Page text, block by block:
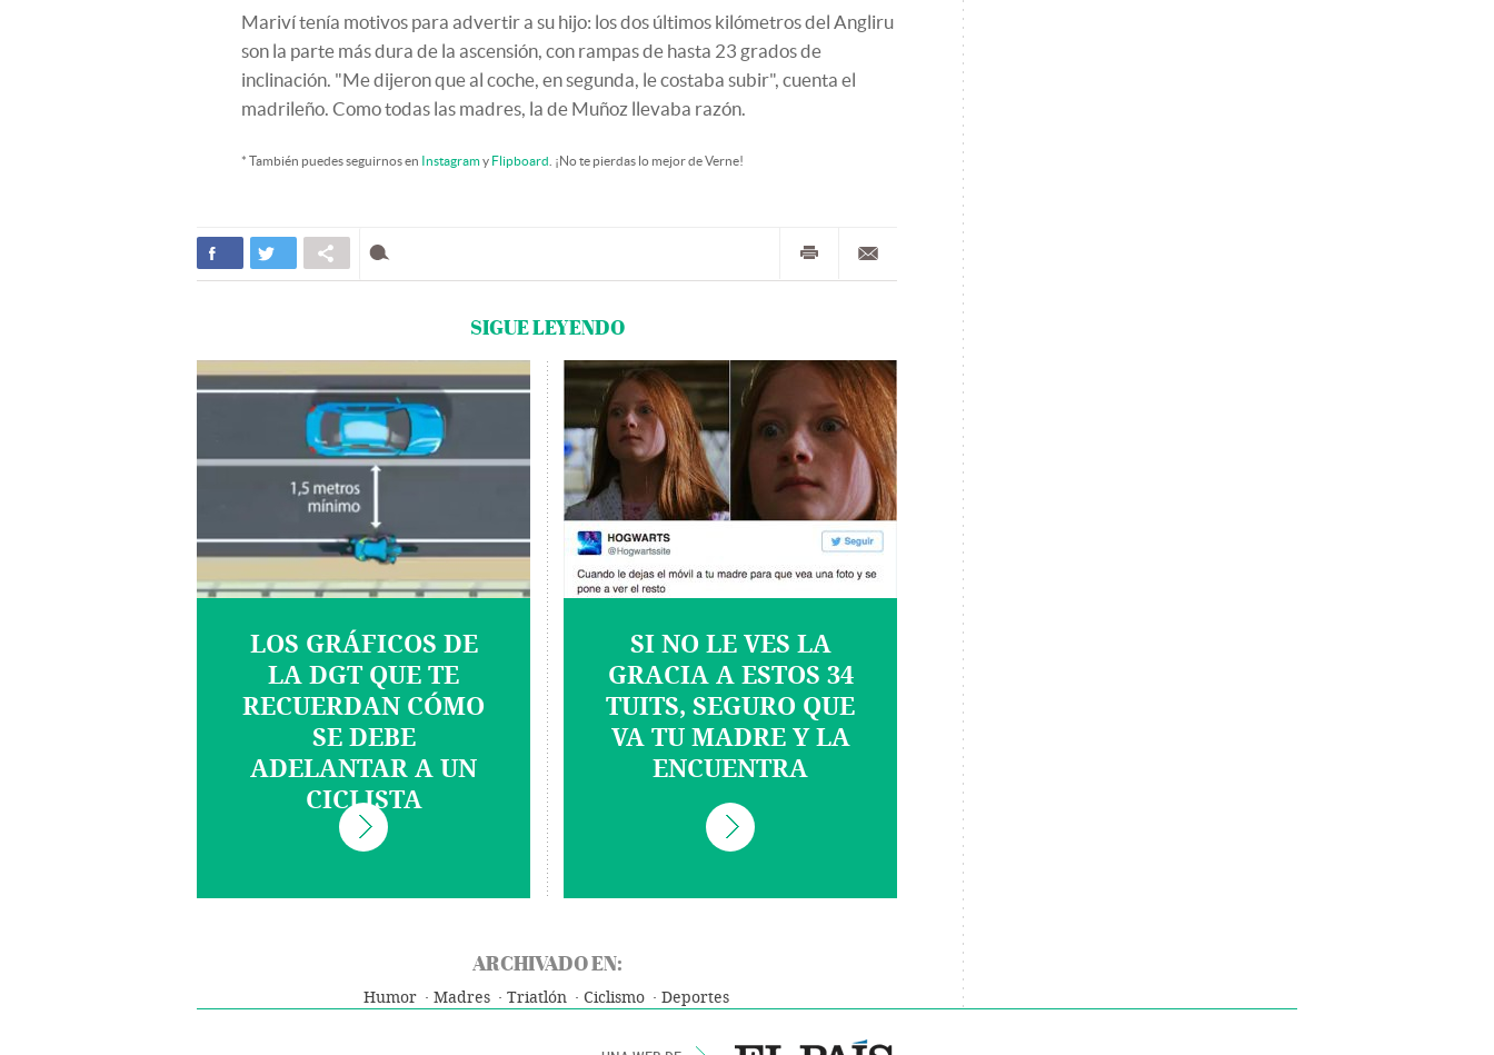
Mariví tenía motivos para advertir a su hijo: los dos últimos kilómetros del Angliru
son la parte más dura de la ascensión, con rampas de hasta 23 grados de
inclinación. "Me dijeron que al coche, en segunda, le costaba subir", cuenta el
madrileño. Como todas las madres, la de Muñoz llevaba razón.
* También puedes seguirnos en Instagramy Flipboard . ¡No te pierdas lo mejor de Verne!
SIGUE LEYENDO
LOS GRÁFICOS DE
LA DGT QUE TE
RECUERDAN CÓMO
SE DEBE
ADELANTAR A UN
CICLISTA
SI NO LE VES LA
GRACIA A ESTOS 34
TUITS, SEGURO QUE
VA TU MADRE Y LA
ENCUENTRA
ARCHIVADO EN:
Humor Madres Triatlón Ciclismo Deportes